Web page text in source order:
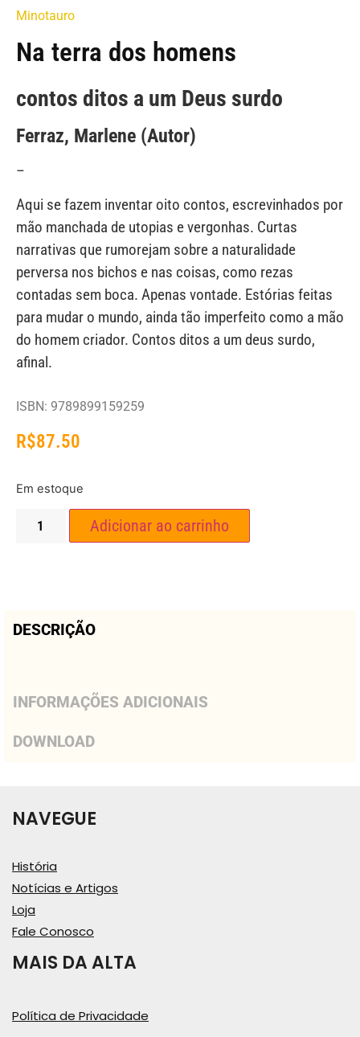
Minotauro
Na terra dos homens
contos ditos a um Deus surdo
Ferraz, Marlene (Autor)
–
Aqui se fazem inventar oito contos, escrevinhados por
mão manchada de utopias e vergonhas. Curtas
narrativas que rumorejam sobre a naturalidade
perversa nos bichos e nas coisas, como rezas
contadas sem boca. Apenas vontade. Estórias feitas
para mudar o mundo, ainda tão imperfeito como a mão
do homem criador. Contos ditos a um deus surdo,
afinal.
ISBN: 9789899159259
R$87.50
Em estoque
Adicionar ao carrinho
DESCRIÇÃO
INFORMAÇÕES ADICIONAIS
DOWNLOAD
NAVEGUE
História
Notícias e Artigos
Loja
Fale Conosco
MAIS DA ALTA
Política de Privacidade